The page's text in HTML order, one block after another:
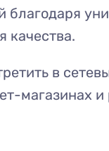
благодаря
качества.
в
магазинах и